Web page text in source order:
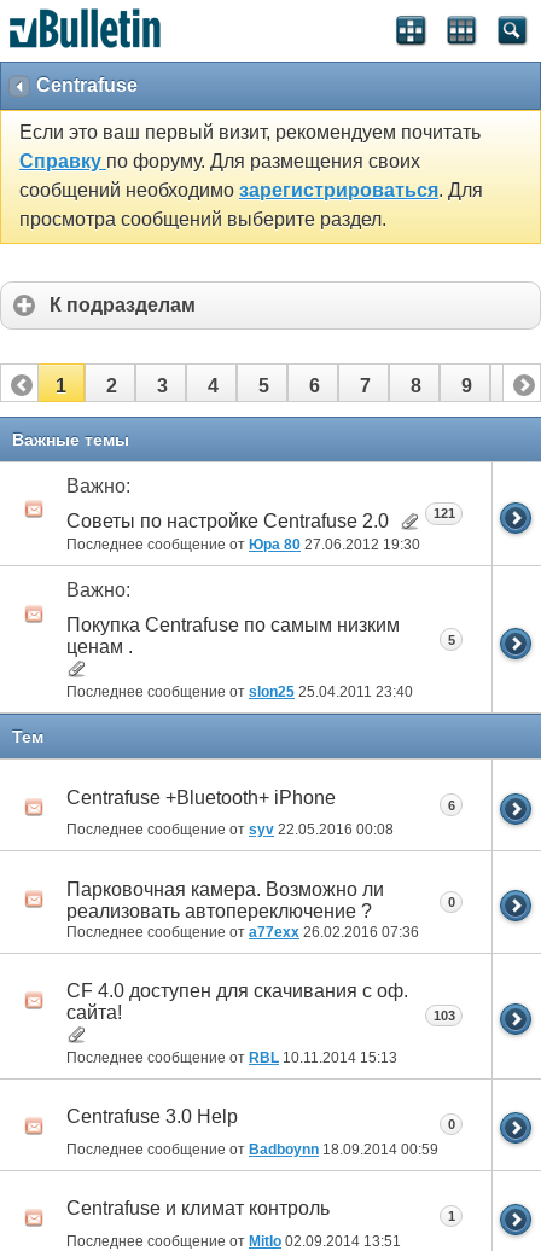
Centrafuse
Если это ваш первый визит, рекомендуем почитать
Справку по форуму. Для размещения своих
сообщений необходимо зарегистрироваться. Для
просмотра сообщений выберите раздел.
К подразделам
1 2 3 4 5 6 7 8 9 10
11 12
Важные темы
Важно:
Советы по настройке Centrafuse 2.0
Последнее сообщение от Юра 80 27.06.2012 19:30
121
Важно:
Покупка Centrafuse по самым низким
ценам .
Последнее сообщение от slon25 25.04.2011 23:40
5
Тем
Centrafuse +Bluetooth+ iPhone
Последнее сообщение от syv 22.05.2016 00:08
6
Парковочная камера. Возможно ли
реализовать автопереключение ?
Последнее сообщение от a77exx 26.02.2016 07:36
0
CF 4.0 доступен для скачивания с оф.
сайта!
Последнее сообщение от RBL 10.11.2014 15:13
103
Centrafuse 3.0 Help
Последнее сообщение от Badboynn 18.09.2014 00:59
0
Centrafuse и климат контроль
Последнее сообщение от MitIo 02.09.2014 13:51
1